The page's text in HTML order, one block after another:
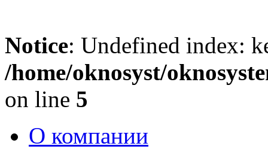
Notice: Undefined index:
/home/oknosyst/
on line 5
О компании